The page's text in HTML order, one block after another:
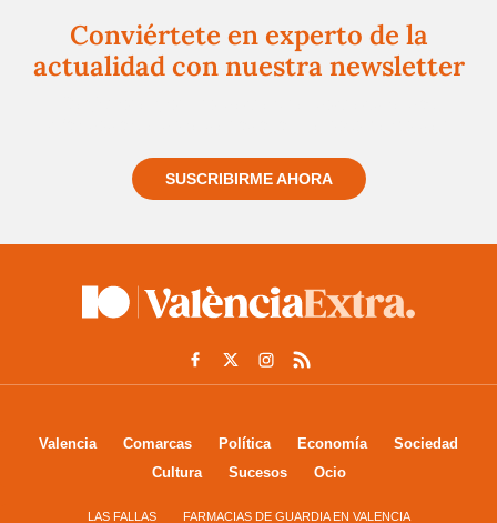
Conviértete en experto de la
actualidad con nuestra newsletter
SUSCRIBIRME AHORA
Valencia Comarcas Política Economía
Sociedad
Cultura
Sucesos Ocio
LAS FALLAS FARMACIAS DE GUARDIA EN VALENCIA